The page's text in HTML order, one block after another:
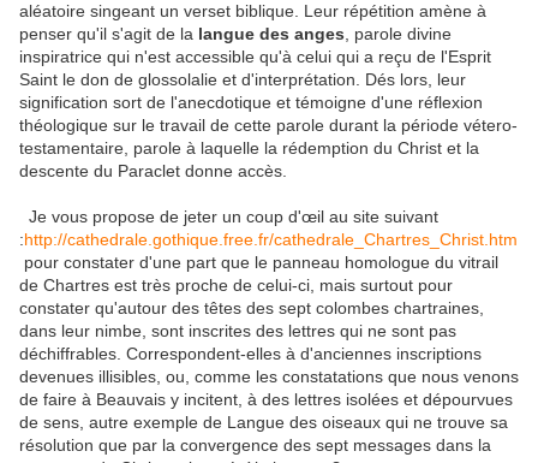
aléatoire singeant un verset biblique. Leur répétition amène à
penser qu'il s'agit de la langue des anges , parole divine
inspiratrice qui n'est accessible qu'à celui qui a reçu de l'Esprit
Saint le don de glossolalie et d'interprétation. Dés lors, leur
signification sort de l'anecdotique et témoigne d'une réflexion
théologique sur le travail de cette parole durant la période vétero-
testamentaire, parole à laquelle la rédemption du Christ et la
descente du Paraclet donne accès.
Je vous propose de jeter un coup d'œil au site suivant
:http://cathedrale.gothique.free.fr/cathedrale_Chartres_Christ.htm
pour constater d'une part que le panneau homologue du vitrail
de Chartres est très proche de celui-ci, mais surtout pour
constater qu'autour des têtes des sept colombes chartraines,
dans leur nimbe, sont inscrites des lettres qui ne sont pas
déchiffrables. Correspondent-elles à d'anciennes inscriptions
devenues illisibles, ou, comme les constatations que nous venons
de faire à Beauvais y incitent, à des lettres isolées et dépourvues
de sens, autre exemple de Langue des oiseaux qui ne trouve sa
résolution que par la convergence des sept messages dans la